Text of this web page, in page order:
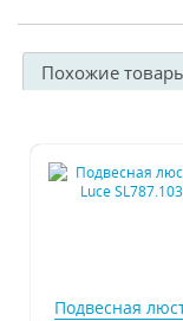
Похожие
Подвесная